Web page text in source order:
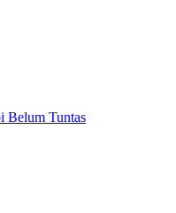
Belum Tuntas